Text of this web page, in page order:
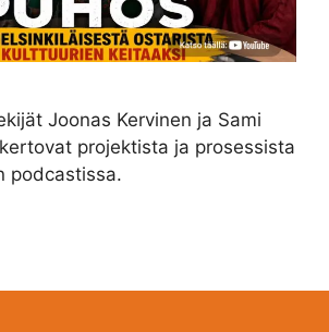
Joonas Kervinen ja Sami
projektista ja prosessista
podcastissa.